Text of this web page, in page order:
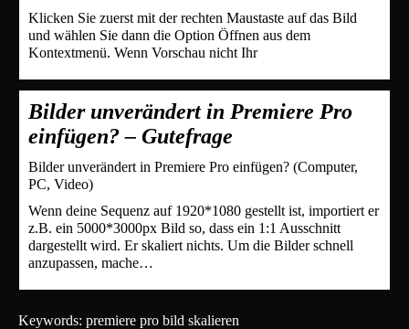
Klicken Sie zuerst mit der rechten Maustaste auf das Bild
und wählen Sie dann die Option Öffnen aus dem
Kontextmenü. Wenn Vorschau nicht Ihr
Bilder unverändert in Premiere Pro
einfügen? – Gutefrage
Bilder unverändert in Premiere Pro einfügen? (Computer,
PC, Video)
Wenn deine Sequenz auf 1920*1080 gestellt ist, importiert er
z.B. ein 5000*3000px Bild so, dass ein 1:1 Ausschnitt
dargestellt wird. Er skaliert nichts. Um die Bilder schnell
anzupassen, mache…
Keywords: premiere pro bild skalieren